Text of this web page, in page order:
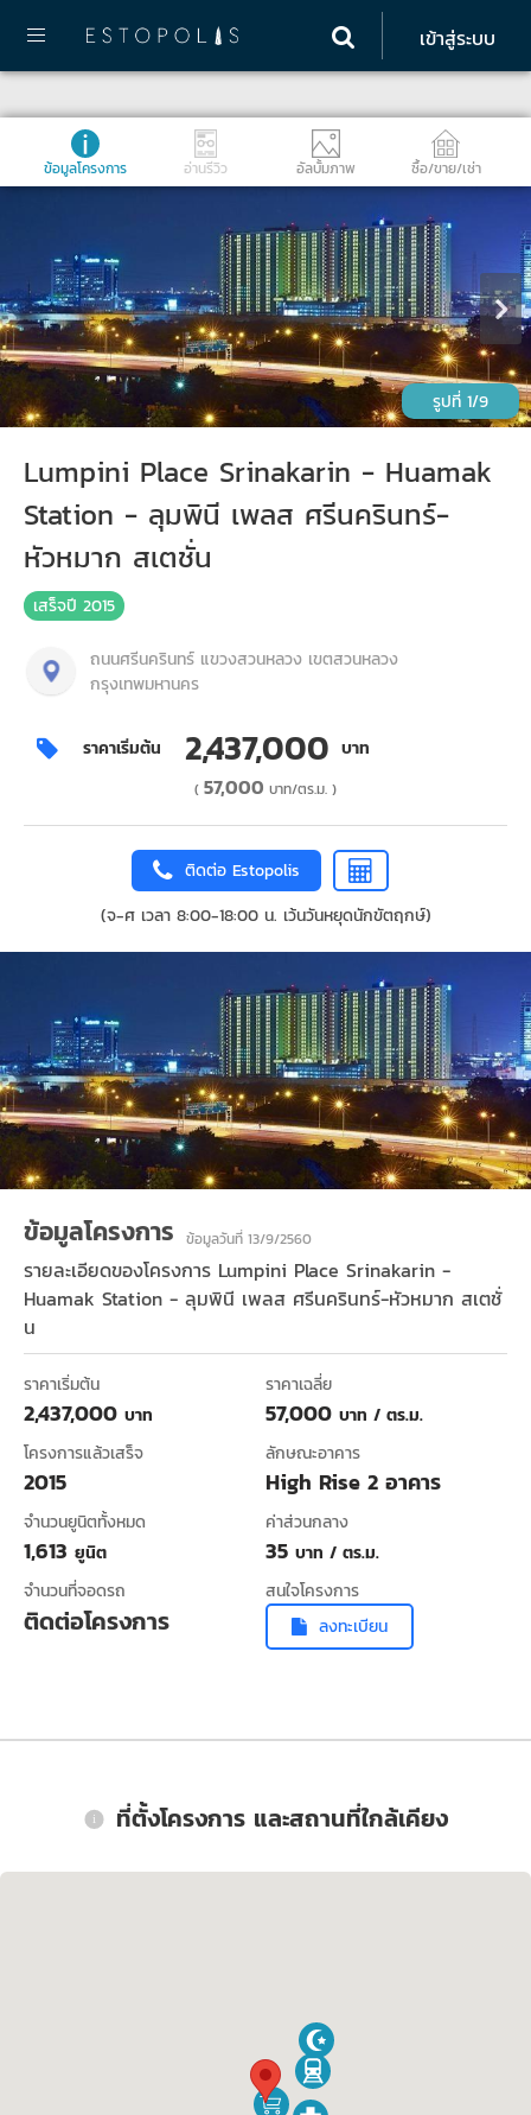
เข้าสู่ระบบ
ข้อมูลโครงการ อ่านรีวิว อัลบั้มภาพ ซื้อ/ขาย/เช่า
1/9
Lumpini Place Srinakarin - Huamak
Station - ลุมพินี เพลส ศรีนครินทร์-
หัวหมาก สเตชั่น
เสร็จปี 2015
ถนนศรีนครินทร์ แขวงสวนหลวง เขตสวนหลวง
กรุงเทพมหานคร
ราคาเริ่มต้น 2,437,000 บาท
( 57,000 บาท/ตร.ม. )
ติดต่อ Estopolis
(จ-ศ เวลา 8:00-18:00 น. เว้นวันหยุดนักขัตฤกษ์)
ข้อมูลโครงการ ข้อมูลวันที่ 13/9/2560
รายละเอียดของโครงการ Lumpini Place Srinakarin -
Huamak Station - ลุมพินี เพลส ศรีนครินทร์-หัวหมาก สเตชั่
น
ราคาเริ่มต้น
2,437,000 บาท
ราคาเฉลี่ย
57,000 บาท / ตร.ม.
โครงการแล้วเสร็จ
2015
ลักษณะอาคาร
High Rise 2 อาคาร
จำนวนยูนิตทั้งหมด
1,613 ยูนิต
ค่าส่วนกลาง
35 บาท / ตร.ม.
จำนวนที่จอดรถ
ติดต่อโครงการ
สนใจโครงการ
ลงทะเบียน
ที่ตั้งโครงการ และสถานที่ใกล้เคียง